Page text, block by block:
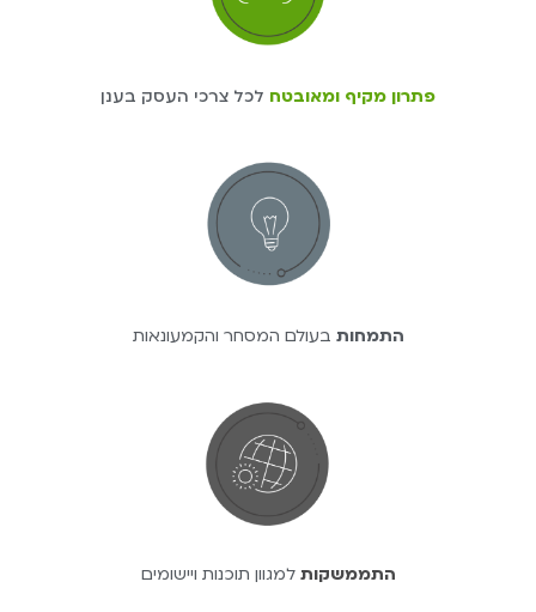
פתרון מקיף ומאובטח לכל צרכי העסק בענן
התמחות בעולם המסחר והקמעונאות
התממשקות למגוון תוכנות ויישומים